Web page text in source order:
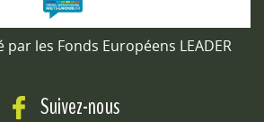
les Fonds Européens LEADER
Suivez-nous